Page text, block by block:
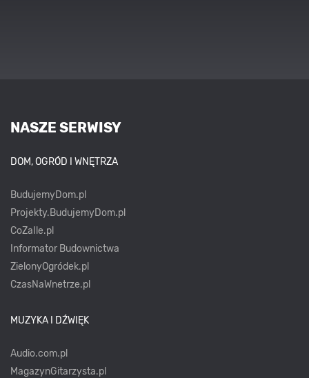
NASZE SERWISY
DOM, OGRÓD I WNĘTRZA
BudujemyDom.pl
Projekty.BudujemyDom.pl
CoZaIle.pl
Informator Budownictwa
ZielonyOgródek.pl
CzasNaWnetrze.pl
MUZYKA I DŹWIĘK
Audio.com.pl
MagazynGitarzysta.pl